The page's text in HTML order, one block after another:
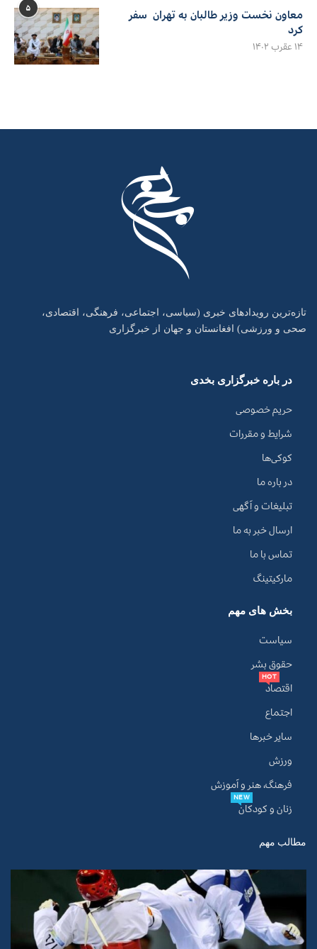
۵
معاون نخست وزیر طالبان به تهران سفر
کرد
۱۴ عقرب ۱۴۰۲
تازه‌ترین رویدادهای خبری (سیاسی، اجتماعی، فرهنگی، اقتصادی،
صحی و ورزشی) افغانستان و جهان از خبرگزاری
در باره خبرگزاری بخدی
حریم خصوصی
شرایط و مقررات
کوکی‌ها
در باره ما
تبلیغات و آگهی
ارسال خبر به ما
تماس با ما
مارکیتینگ
بخش های مهم
سیاست
حقوق بشر
اقتصاد
HOT
اجتماع
سایر خبرها
ورزش
فرهنگ، هنر و آموزش
زنان و کودکان
NEW
مطالب مهم